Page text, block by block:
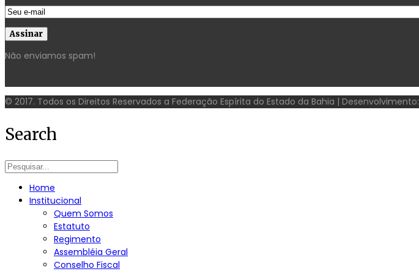
Não enviamos spam!
© 2017. Todos os Direitos Reservados a Federação Espírita do Estado da Bahia | Desenvolvimento:
Search
Home
Institucional
Quem Somos
Estatuto
Regimento
Assembléia Geral
Conselho Fiscal